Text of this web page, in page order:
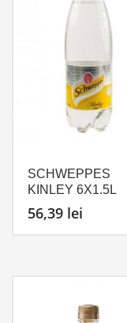
SCHWEPPES
KINLEY 6X1.5L
56,39 lei